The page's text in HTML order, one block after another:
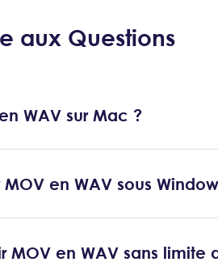
aux Questions
WAV sur Mac ?
en WAV sous
MOV en WAV sans limite